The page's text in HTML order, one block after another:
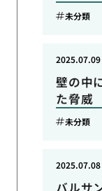
未分類
壁の中
た脅威
2025.07.09
未分類
バルサ
2025.07.08